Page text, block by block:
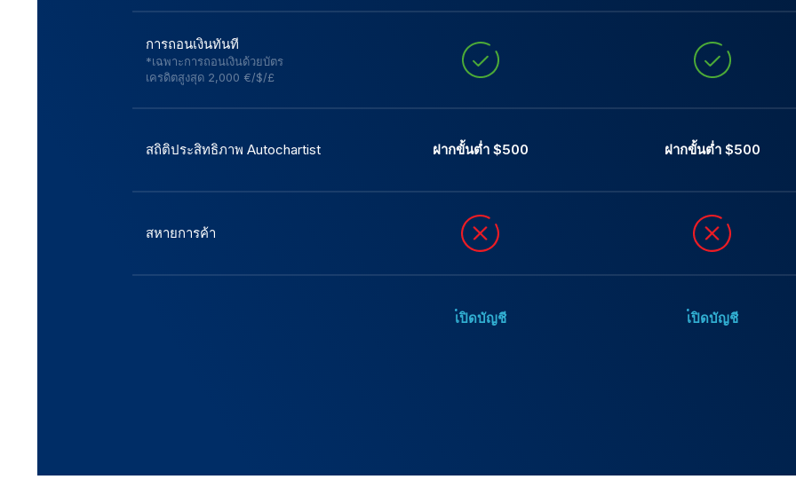
การถอนเงินทันที
*เฉพาะการถอนเงินด้วยบัตร
เครดิตสูงสุด 2,000 €/$/£
สถิติประสิทธิภาพ Autochartist ฝากขั้นต่ำ $500 ฝากขั้นต่ำ $500
สหายการค้า
เปิดบัญชี เปิดบัญชี